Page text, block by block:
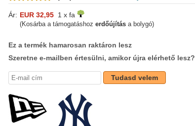
Ár: EUR 32,95 1 x fa
(Kosárba a támogatáshoz erdőújítás a bolygó)
Ez a termék hamarosan raktáron lesz
Szeretne e-mailben értesülni, amikor újra elérhető lesz?
Tudasd velem